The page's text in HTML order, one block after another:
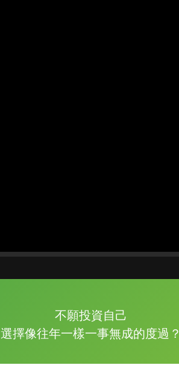
不願投資自己
選擇像往年一樣一事無成的度過？
的品牌故事